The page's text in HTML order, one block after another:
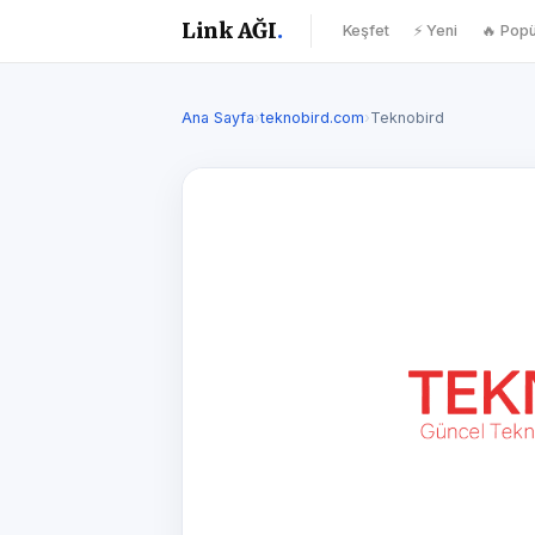
Link AĞI. Keşfet ⚡ Yeni 🔥
Ana Sayfa›teknobird.com›Teknobird